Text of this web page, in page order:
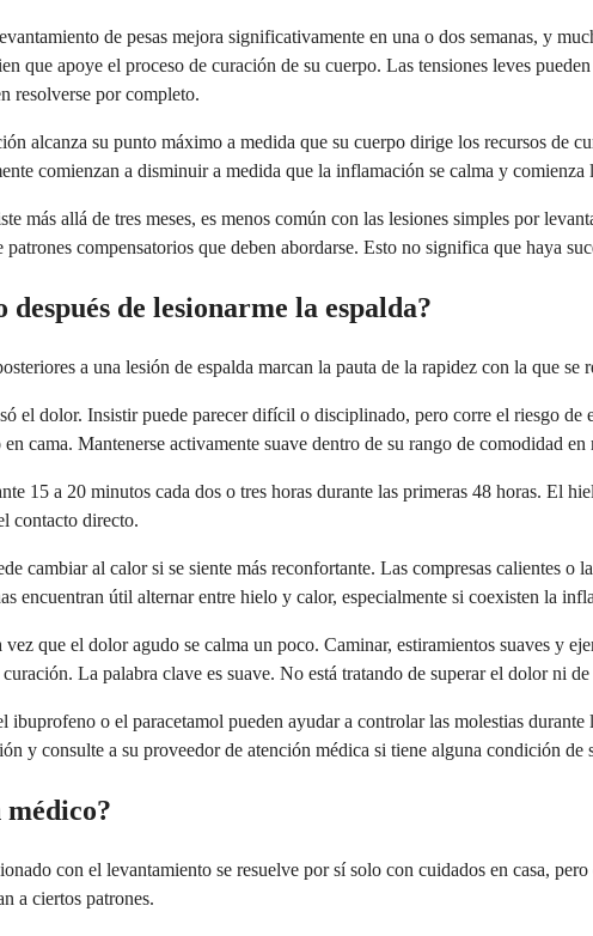
de pesas mejora significativamente en una o dos semanas, y
que apoye el proceso de curación de su cuerpo. Las tensiones leves
resolverse por completo.
alcanza su punto máximo a medida que su cuerpo dirige los recursos de
comienzan a disminuir a medida que la inflamación se calma y comienza
más allá de tres meses, es menos común con las lesiones simples por
compensatorios que deben abordarse. Esto no significa que haya
de lesionarme la espalda?
a una lesión de espalda marcan la pauta de la rapidez con la que
el dolor. Insistir puede parecer difícil o disciplinado, pero corre el riesgo
cama. Mantenerse activamente suave dentro de su rango de comodidad
15 a 20 minutos cada dos o tres horas durante las primeras 48 horas. El
contacto directo.
cambiar al calor si se siente más reconfortante. Las compresas calientes
encuentran útil alternar entre hielo y calor, especialmente si coexisten la
que el dolor agudo se calma un poco. Caminar, estiramientos suaves y
La palabra clave es suave. No está tratando de superar el dolor ni
ibuprofeno o el paracetamol pueden ayudar a controlar las molestias
y consulte a su proveedor de atención médica si tiene alguna condición de
médico?
con el levantamiento se resuelve por sí solo con cuidados en casa,
a ciertos patrones.